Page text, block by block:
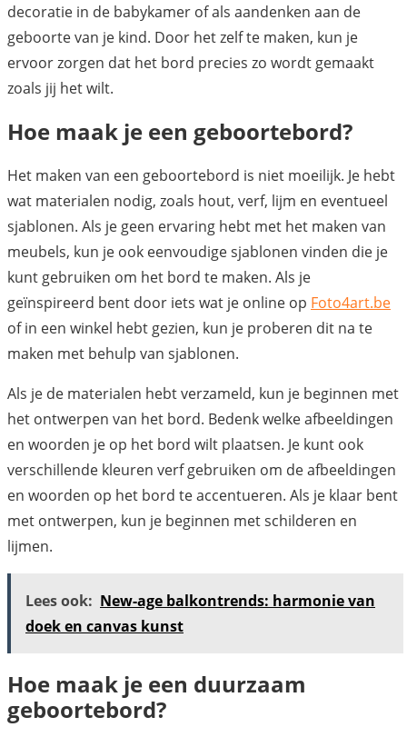
decoratie in de babykamer of als aandenken aan de
geboorte van je kind. Door het zelf te maken, kun je
ervoor zorgen dat het bord precies zo wordt gemaakt
zoals jij het wilt.
Hoe maak je een geboortebord?
Het maken van een geboortebord is niet moeilijk. Je hebt
wat materialen nodig, zoals hout, verf, lijm en eventueel
sjablonen. Als je geen ervaring hebt met het maken van
meubels, kun je ook eenvoudige sjablonen vinden die je
kunt gebruiken om het bord te maken. Als je
geïnspireerd bent door iets wat je online op Foto4art.be
of in een winkel hebt gezien, kun je proberen dit na te
maken met behulp van sjablonen.
Als je de materialen hebt verzameld, kun je beginnen met
het ontwerpen van het bord. Bedenk welke afbeeldingen
en woorden je op het bord wilt plaatsen. Je kunt ook
verschillende kleuren verf gebruiken om de afbeeldingen
en woorden op het bord te accentueren. Als je klaar bent
met ontwerpen, kun je beginnen met schilderen en
lijmen.
Lees ook: New-age balkontrends: harmonie van
doek en canvas kunst
Hoe maak je een duurzaam
geboortebord?